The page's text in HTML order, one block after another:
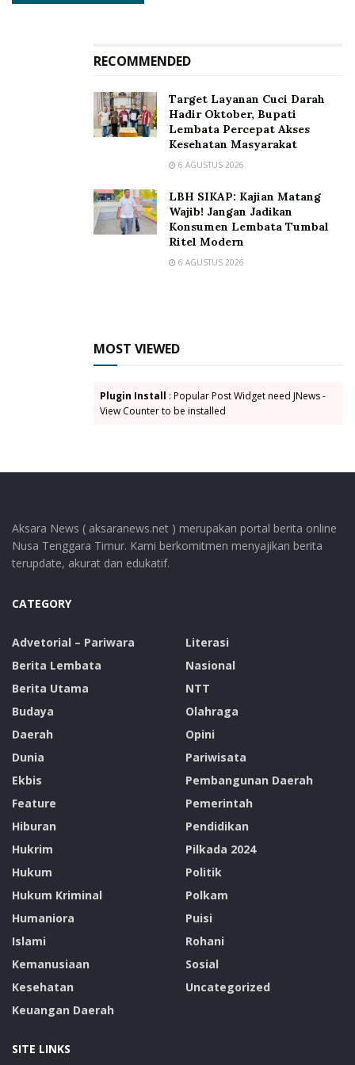
tubuh (trombosis vena dalam), namun jarang terjadi.
sesak napas, nyeri dada, dan batuk sementara ibu
Lalu berikut soal, Kardiomiopati pasca persalinan, juga
dikenal sebagai kardiomiopati peripartum (PPCM),
didefinisikan sebagai gagal jantung yang baru terjadi
antara bulan terakhir kehamilan dan 5 bulan pasca
persalinan tanpa penyebab yang dapat ditentukan.
Kardiomiopati pasca persalinan merupakan penyebab
gagal jantung yang langka.
Hal ini penting guna meminimalisir prasangka buruk,
para tenaga kesehatan yang berkarya di sana pungkas
Pasien Meninggal di RSUD Lewoleba
RSUD Lewoleba
RECOMMENDED
Target Layanan Cuci Darah
Hadir Oktober, Bupati
Lembata Percepat Akses
Kesehatan Masyarakat
6 AGUSTUS 2026
LBH SIKAP: Kajian Matang
Wajib! Jangan Jadikan
Konsumen Lembata Tumbal
Ritel Modern
6 AGUSTUS 2026
MOST VIEWED
Plugin Install : Popular Post Widget need JNews -
View Counter to be installed
Aksara News ( aksaranews.net ) merupakan portal berita online
Nusa Tenggara Timur. Kami berkomitmen menyajikan berita
terupdate, akurat dan edukatif.
CATEGORY
Advetorial – Pariwara
Berita Lembata
Berita Utama
Budaya
Daerah
Dunia
Ekbis
Feature
Hiburan
Hukrim
Hukum
Hukum Kriminal
Humaniora
Islami
Kemanusiaan
Kesehatan
Keuangan Daerah
Literasi
Nasional
NTT
Olahraga
Opini
Pariwisata
Pembangunan Daerah
Pemerintah
Pendidikan
Pilkada 2024
Politik
Polkam
Puisi
Rohani
Sosial
Uncategorized
SITE LINKS